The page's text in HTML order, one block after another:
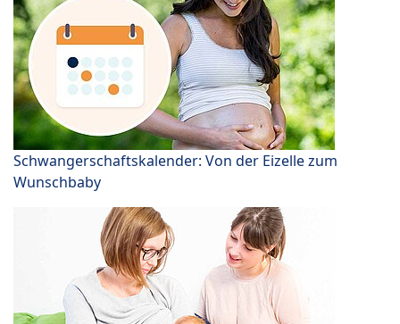
Schwangerschaftskalender: Von der Eizelle zum
Wunschbaby